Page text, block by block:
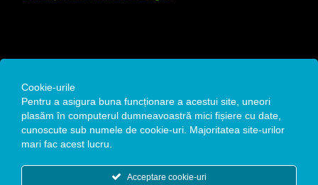
Remedium Estetic SRL
Str. Alexandru Moruzzi Voievod, Nr. 4A, Bucuresti
Date fiscale : CUI: 35142105 / Reg. Com: J40/12771/19.10.2015
Cookie-urile
Pentru a asigura buna funcționare a acestui site, uneori
plasăm în computerul dumneavoastră mici fișiere cu date,
cunoscute sub numele de cookie-uri. Majoritatea site-urilor
mari fac acest lucru.
Acceptare cookie-uri